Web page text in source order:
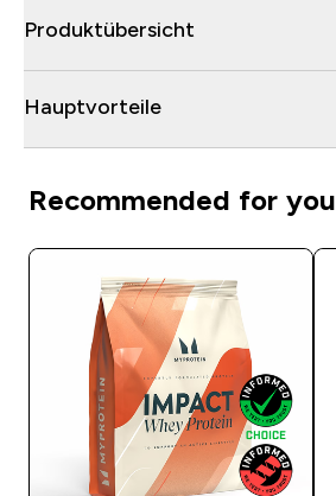
Produktübersicht
Hauptvorteile
Recommended for you